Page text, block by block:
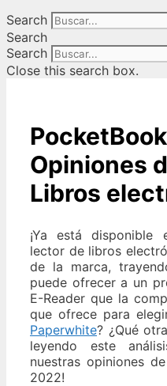
Search
Search
Search
Close this search box.
PocketBook
Opiniones
Libros
¡Ya está disponible
lector de libros
de la marca,
puede ofrecer a un
E-Reader que la
que ofrece para
Paperwhite? ¿Qué
leyendo este
nuestras opiniones
2022!